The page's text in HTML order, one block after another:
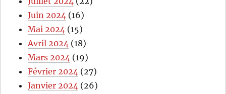
Juin 2024 (16)
Mai 2024 (15)
Avril 2024 (18)
Mars 2024 (19)
Février 2024 (27)
Janvier 2024 (26)